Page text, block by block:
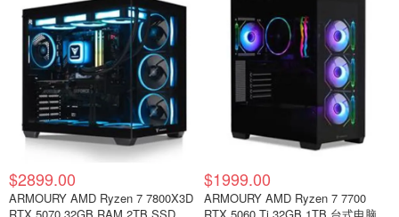
$2899.00
ARMOURY AMD Ryzen 7 7800X3D
$1999.00
ARMOURY AMD Ryzen 7 7700